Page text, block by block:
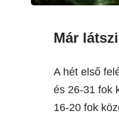
Már
A hét első
és 26-31 fok
16-20 fok